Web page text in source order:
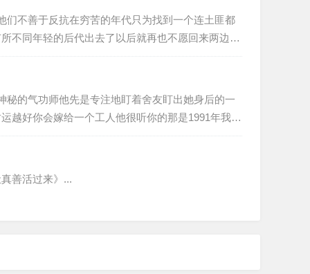
不善于反抗在穷苦的年代只为找到一个连土匪都
不同年轻的后代出去了以后就再也不愿回来两边的
的气功师他先是专注地盯着舍友盯出她身后的一
越好你会嫁给一个工人他很听你的那是1991年我先
善活过来》...